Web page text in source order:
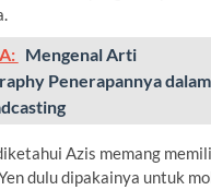
Mengenal Arti
Penerapannya dalam
Azis memang
dulu dipakainya untuk